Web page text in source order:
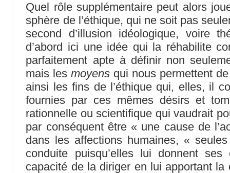
Quel rôle supplémentaire peut alors
sphère de l’éthique, qui ne soit pas
second d’illusion idéologique, voire
d’abord ici une idée qui la réhabilite
parfaitement apte à définir non
mais lesmoyens qui nous permettent
ainsi les fins de l’éthique qui, elles, il
fournies par ces mêmes désirs et
rationnelle ou scientifique qui vaudrait
par conséquent être « une cause de
dans les affections humaines, «
conduite puisqu’elles lui donnent
capacité de la diriger en lui apportant la